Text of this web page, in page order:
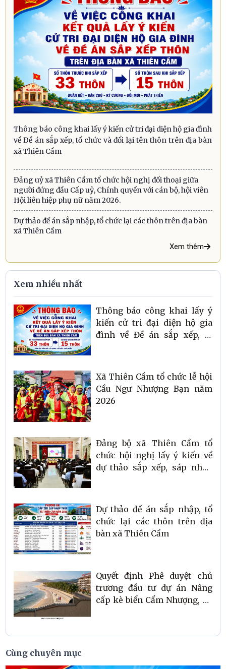
Thông báo công khai lấy ý kiến cử tri đại diện hộ gia đình
về Đề án sắp xếp, tổ chức và đổi lại tên thôn trên địa bàn
xã Thiên Cầm
Đảng uỷ xã Thiên Cầm tổ chức hội nghị đối thoại giữa
người đứng đầu Cấp uỷ, Chính quyền với cán bộ, hội viên
Hội liên hiệp phụ nữ năm 2026.
Dự thảo đề án sắp nhập, tổ chức lại các thôn trên địa bàn
xã Thiên Cầm
Xem thêm
Xem nhiều nhất
Thông báo công khai lấy ý
kiến cử tri đại diện hộ gia
đình về Đề án sắp xếp, tổ
Xã Thiên Cầm tổ chức lễ hội
Cầu Ngư Nhượng Bạn năm
2026
Đảng bộ xã Thiên Cầm tổ
chức hội nghị lấy ý kiến về
dự thảo sắp xếp, sáp nhập
Dự thảo đề án sắp nhập, tổ
chức lại các thôn trên địa
bàn xã Thiên Cầm
Quyết định Phê duyệt chủ
trương đầu tư dự án Nâng
cấp kè biển Cẩm Nhượng, xã
Cùng chuyên mục